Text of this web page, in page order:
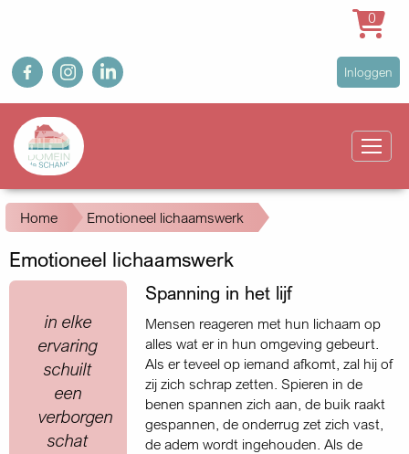
Overslaan
en
naar
inhoud
gaan
fb ig in
User
account
Inloggen
Main
navigation
0
Kruimelpad
Home Emotioneel lichaamswerk
Emotioneel lichaamswerk
Quote
in elke
ervaring
schuilt
een
verborgen
schat
Spanning in het lijf
Mensen reageren met hun lichaam op
alles wat er in hun omgeving gebeurt.
Als er teveel op iemand afkomt, zal hij of
zij zich schrap zetten. Spieren in de
benen spannen zich aan, de buik raakt
gespannen, de onderrug zet zich vast,
de adem wordt ingehouden. Als de